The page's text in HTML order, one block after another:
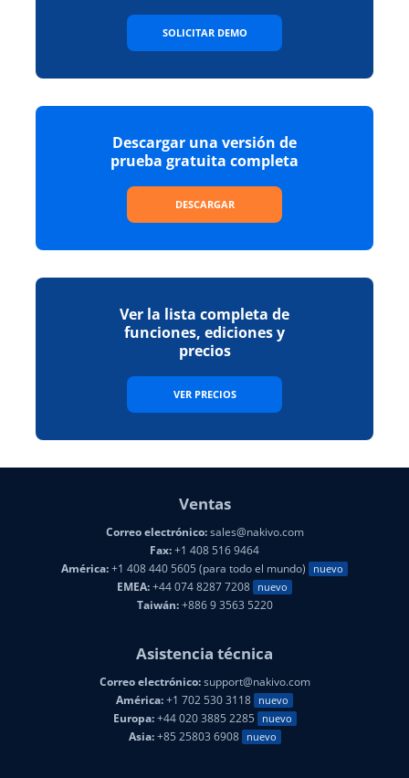
SOLICITAR DEMO
Descargar una versión de
prueba gratuita completa
DESCARGAR
Ver la lista completa de
funciones, ediciones y
precios
VER PRECIOS
Ventas
Correo electrónico:sales@nakivo.com
Fax:+1 408 516 9464
América:+1 408 440 5605 (para todo el mundo) nuevo
EMEA:+44 074 8287 7208 nuevo
Taiwán:+886 9 3563 5220
Asistencia técnica
Correo electrónico:support@nakivo.com
América:+1 702 530 3118 nuevo
Europa:+44 020 3885 2285 nuevo
Asia:+85 25803 6908 nuevo